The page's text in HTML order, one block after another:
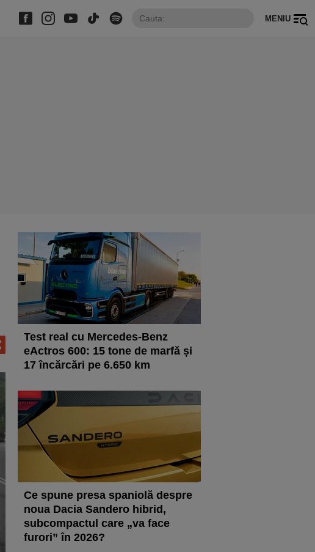
MENIU
Test real cu Mercedes-Benz
eActros 600: 15 tone de marfă și
17 încărcări pe 6.650 km
Ce spune presa spaniolă despre
noua Dacia Sandero hibrid,
subcompactul care „va face
furori” în 2026?